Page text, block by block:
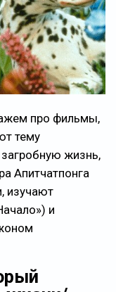
про фильмы,
тему
жизнь,
Апитчатпонга
изучают
и